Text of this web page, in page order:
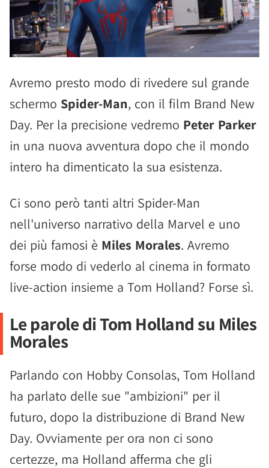
Avremo presto modo di rivedere sul grande
schermo Spider-Man, con il film Brand New
Day. Per la precisione vedremo Peter Parker
in una nuova avventura dopo che il mondo
intero ha dimenticato la sua esistenza.
Ci sono però tanti altri Spider-Man
nell'universo narrativo della Marvel e uno
dei più famosi è Miles Morales. Avremo
forse modo di vederlo al cinema in formato
live-action insieme a Tom Holland? Forse sì.
Le parole di Tom Holland su Miles
Morales
Parlando con Hobby Consolas, Tom Holland
ha parlato delle sue "ambizioni" per il
futuro, dopo la distribuzione di Brand New
Day. Ovviamente per ora non ci sono
certezze, ma Holland afferma che gli